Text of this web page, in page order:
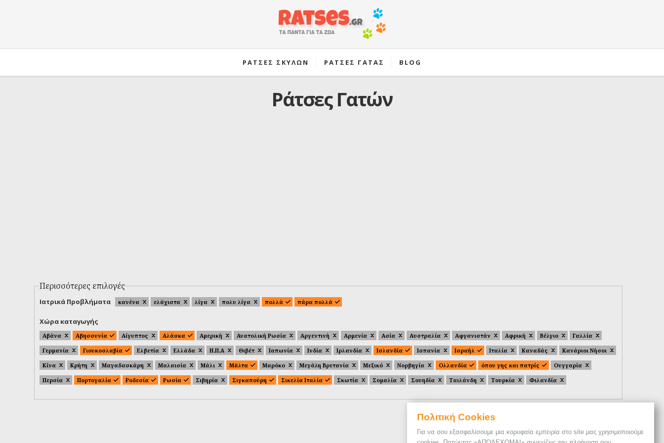
Πολιτική Cookies
Για να σου εξασφαλίσουμε μια κορυφαία εμπειρία στο site μας χρησιμοποιούμε
ΡΑΤΣΕΣ ΣΚΥΛΩΝ ΡΑΤΣΕΣ ΓΑΤΑΣ BLOG
Ράτσες Γατών
Περισσότερες επιλογές
Ιατρικά Προβλήματα κανένα ελάχιστα λίγα πολυ λίγα πολλά πάρα πολλά
Χώρα καταγωγής
Αβάνα Αβησσυνία Αίγυπτος Αλάσκα Αμερική Ανατολική Ρωσία Αργεντινή Αρμενία Ασία Αυστραλία Αφγανιστάν Αφρική Βέλγιο
Γαλλία
Γερμανία
Γιουκοσλαβία Ελβετία Ελλάδα Η.Π.Α Θιβέτ Ιαπωνία Ινδία Ιρλανδία Ισλανδία Ισπανία Ισραήλ Ιταλία Καναδάς
Κανάριοι Νήσοι
Κίνα
Κρήτη Μαγαδασκάρη Μαλαισία Μάλι Μάλτα Μαρόκο Μεγάλη Βρετανία Μεξικό Νορβηγία Ολλανδία όπου γης και πατρίς
Ουγγαρία
Περσία
Πορτογαλία Ροδεσία Ρωσία Σιβηρία Σιγκαπούρη Σικελία Ιταλία Σκωτία Σομαλία Σουηδία Ταιλάνδη Τουρκία Φιλανδία